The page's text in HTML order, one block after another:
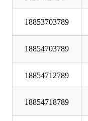
18853703789
18854703789
18854712789
18854718789